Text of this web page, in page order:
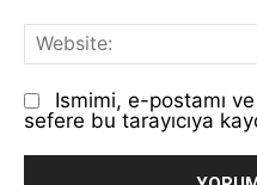
Ismimi, e-postamı
sefere bu tarayıcıya